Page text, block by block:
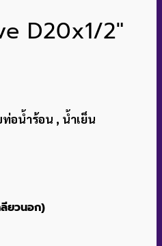
D20x1/2″
อน้ำร้อน , น้ำเย็น
ยวนอก)